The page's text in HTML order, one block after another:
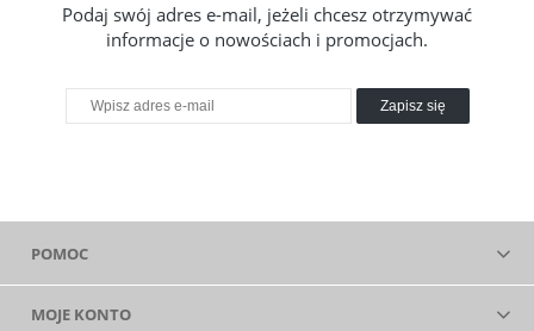
Podaj swój adres e-mail, jeżeli chcesz otrzymywać
informacje o nowościach i promocjach.
Zapisz się
POMOC
MOJE KONTO